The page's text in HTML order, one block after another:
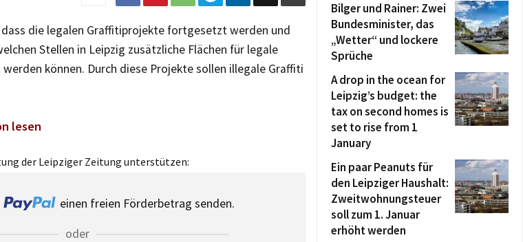
die legalen Graffitiprojekte fortgesetzt werden und
Stellen in Leipzig zusätzliche Flächen für legale
können. Durch diese Projekte sollen illegale Graffiti
lesen
der Leipziger Zeitung unterstützen:
einen freien Förderbetrag senden.
oder
Bilger und Rainer: Zwei
Bundesminister, das
„Wetter“ und lockere
Sprüche
A drop in the ocean for
Leipzig’s budget: the
tax on second homes is
set to rise from 1
January
Ein paar Peanuts für
den Leipziger Haushalt:
Zweitwohnungsteuer
soll zum 1. Januar
erhöht werden